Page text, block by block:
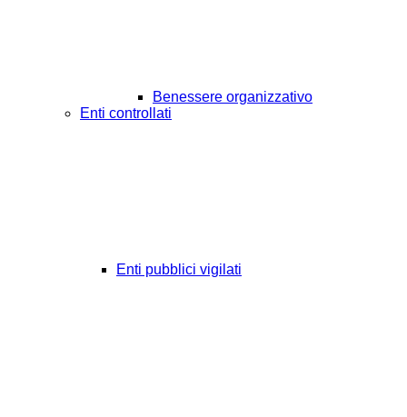
Benessere organizzativo
Enti controllati
Enti pubblici vigilati